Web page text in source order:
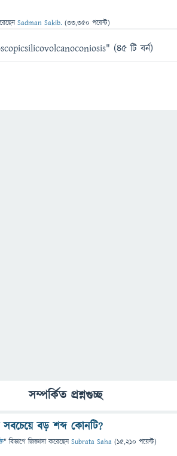
Sadman Sakib. (33,350 পয়েন্ট)
(৪৫ টি বর্ন)
সম্পর্কিত প্রশ্নগুচ্ছ
সবচেয়ে বড় শব্দ কোনটি?
" বিভাগে জিজ্ঞাসাকরেছেনSubrata Saha (15,210 পয়েন্ট)